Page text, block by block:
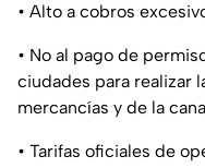
• Alto a cobros
• No al pago de
ciudades para realizar
mercancías y de la
• Tarifas oficiales de